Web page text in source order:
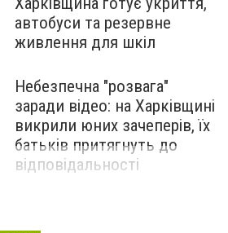
автобуси та резервне
живлення для шкіл
Небезпечна "розвага"
заради відео: на Харківщині
викрили юних зачеперів, їх
батьків притягнуть до
відповідальності